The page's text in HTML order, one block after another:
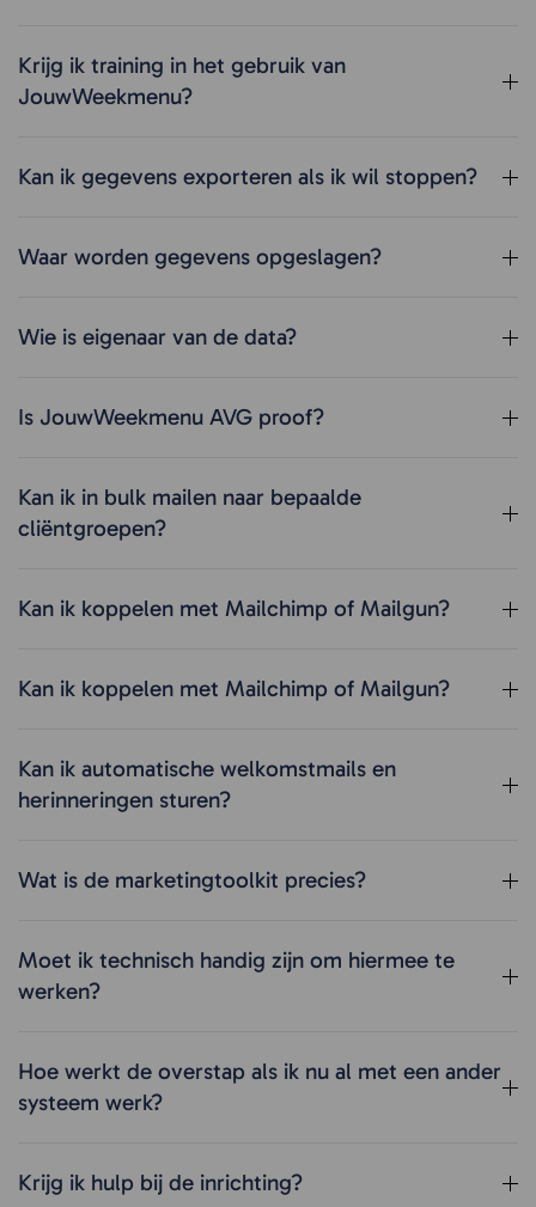
Krijg ik training in het gebruik van
JouwWeekmenu?
Kan ik gegevens exporteren als ik wil stoppen?
Waar worden gegevens opgeslagen?
Wie is eigenaar van de data?
Is JouwWeekmenu AVG proof?
Kan ik in bulk mailen naar bepaalde
cliëntgroepen?
Kan ik koppelen met Mailchimp of Mailgun?
Kan ik koppelen met Mailchimp of Mailgun?
Kan ik automatische welkomstmails en
herinneringen sturen?
Wat is de marketingtoolkit precies?
Moet ik technisch handig zijn om hiermee te
werken?
Hoe werkt de overstap als ik nu al met een ander
systeem werk?
Krijg ik hulp bij de inrichting?